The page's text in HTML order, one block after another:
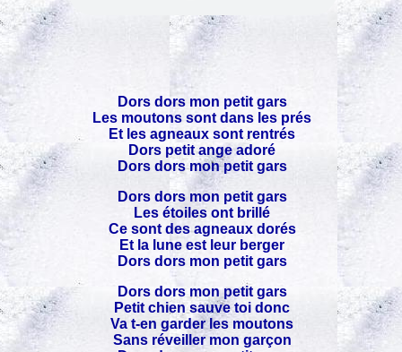
Dors dors mon petit gars
Les moutons sont dans les prés
Et les agneaux sont rentrés
Dors petit ange adoré
Dors dors mon petit gars
Dors dors mon petit gars
Les étoiles ont brillé
Ce sont des agneaux dorés
Et la lune est leur berger
Dors dors mon petit gars
Dors dors mon petit gars
Petit chien sauve toi donc
Va t-en garder les moutons
Sans réveiller mon garçon